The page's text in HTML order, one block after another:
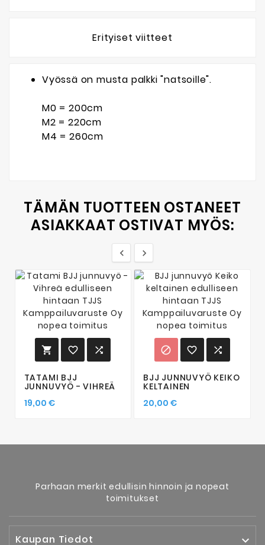
Erityiset viitteet
Vyössä on musta palkki "natsoille".
M0 = 200cm
M2 = 220cm
M4 = 260cm
TÄMÄN TUOTTEEN OSTANEET
ASIAKKAAT OSTIVAT MYÖS:
 
  
TATAMI BJJ
JUNNUVYÖ - VIHREÄ
19,00 €
  
BJJ JUNNUVYÖ KEIKO
KELTAINEN
20,00 €
Parhaan merkit edullisin hinnoin ja nopeat
toimitukset
Kaupan Tiedot 